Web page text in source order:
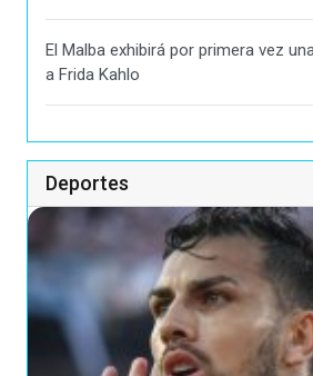
El Malba exhibirá por primera vez
a Frida Kahlo
Deportes